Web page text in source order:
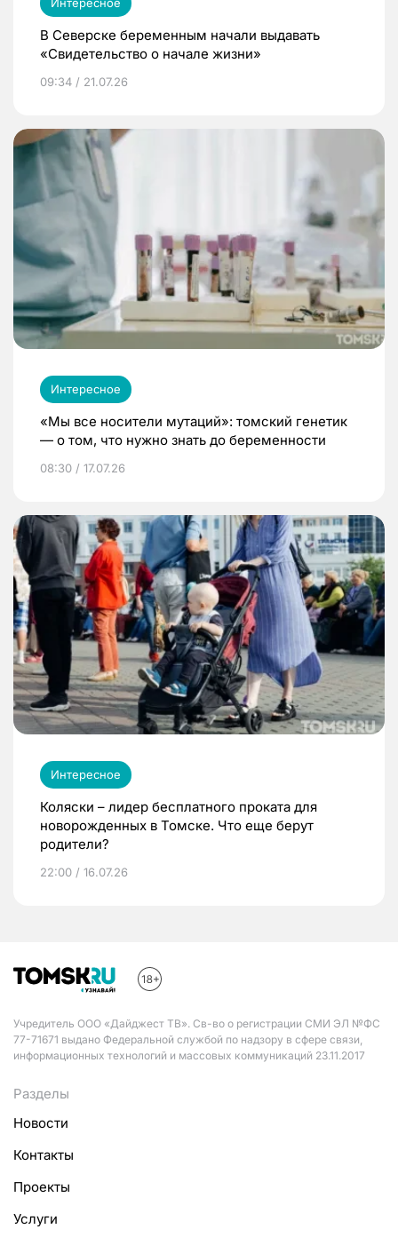
В Северске беременным начали выдавать
«Свидетельство о начале жизни»
09:34 / 21.07.26
Интересное
«Мы все носители мутаций»: томский генетик
— о том, что нужно знать до беременности
08:30 / 17.07.26
Интересное
Коляски – лидер бесплатного проката для
новорожденных в Томске. Что еще берут
родители?
22:00 / 16.07.26
Учредитель ООО «Дайджест ТВ». Св-во о регистрации СМИ ЭЛ №ФС
77-71671 выдано Федеральной службой по надзору в сфере связи,
информационных технологий и массовых коммуникаций 23.11.2017
Разделы
Новости
Контакты
Проекты
Услуги